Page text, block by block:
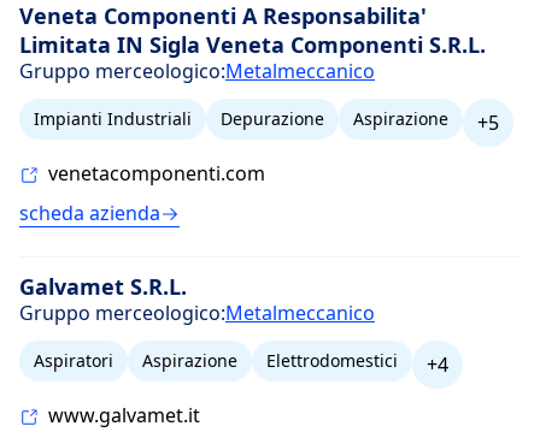
Veneta Componenti A Responsabilita'
Limitata IN Sigla Veneta Componenti S.R.L.
Gruppo merceologico:Metalmeccanico
Impianti Industriali Depurazione Aspirazione
+5
venetacomponenti.com
scheda azienda
Galvamet S.R.L.
Gruppo merceologico:Metalmeccanico
Aspiratori Aspirazione Elettrodomestici
+4
www.galvamet.it